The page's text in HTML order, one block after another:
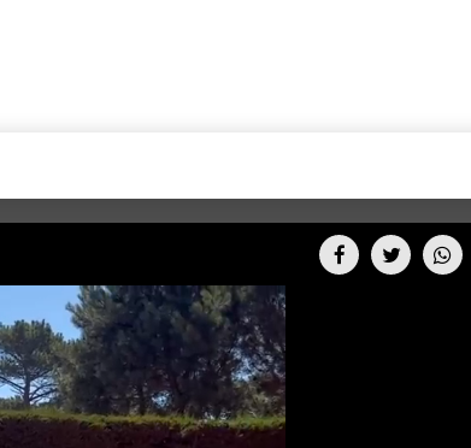
HAIR RECOVERY
GOSSIP
ENTROMETIDOS EN LA TELE
ENTRE NOS
CINE NET